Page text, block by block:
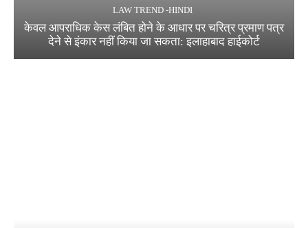
LAW TREND -HINDI
केवल आपराधिक केस लंबित होने के आधार पर चरित्र प्रमाण पत्र
देने से इंकार नहीं किया जा सकता: इलाहाबाद हाईकोर्ट